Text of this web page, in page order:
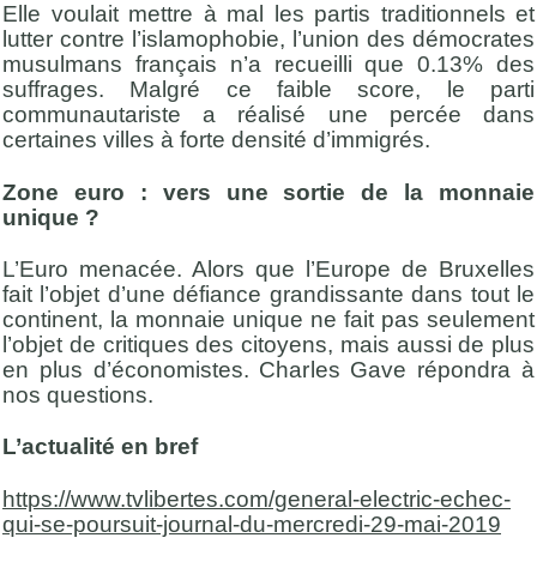
Elle voulait mettre à mal les partis traditionnels et
lutter contre l’islamophobie, l’union des démocrates
musulmans français n’a recueilli que 0.13% des
suffrages. Malgré ce faible score, le parti
communautariste a réalisé une percée dans
certaines villes à forte densité d’immigrés.
Zone euro : vers une sortie de la monnaie
unique ?
L’Euro menacée. Alors que l’Europe de Bruxelles
fait l’objet d’une défiance grandissante dans tout le
continent, la monnaie unique ne fait pas seulement
l’objet de critiques des citoyens, mais aussi de plus
en plus d’économistes. Charles Gave répondra à
nos questions.
L’actualité en bref
https://www.tvlibertes.com/general-electric-echec-
qui-se-poursuit-journal-du-mercredi-29-mai-2019